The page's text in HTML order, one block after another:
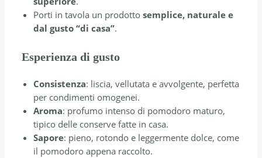
Porti in tavola un prodottosemplice, naturale e
dal gusto “di casa”.
Esperienza di gusto
Consistenza: liscia, vellutata e avvolgente, perfetta
per condimenti omogenei.
Aroma: profumo intenso di pomodoro maturo,
tipico delle conserve fatte in casa.
Sapore: pieno, rotondo e leggermente dolce, come
il pomodoro appena raccolto.